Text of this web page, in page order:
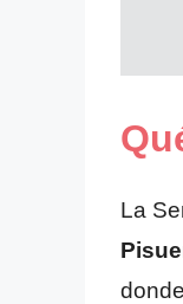
La